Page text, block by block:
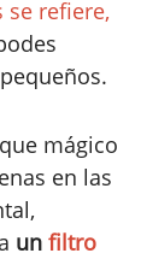
se refiere,
mágico
en las
un filtro